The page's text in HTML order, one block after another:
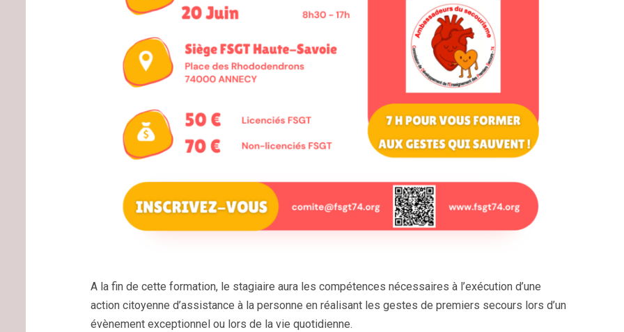
A la fin de cette formation, le stagiaire aura les compétences nécessaires à l’exécution d’une
action citoyenne d’assistance à la personne en réalisant les gestes de premiers secours lors d’un
évènement exceptionnel ou lors de la vie quotidienne.